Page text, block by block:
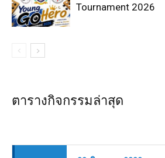
Tournament 2026
ตารางกิจกรรมล่าสุด